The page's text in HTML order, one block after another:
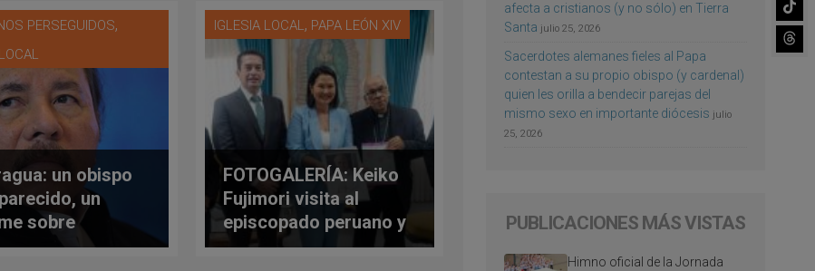
Unidos
PERSEGUIDOS,
un obispo
un
sobre
contra la
IGLESIA LOCAL, PAPA LEÓN XIV
FOTOGALERÍA: Keiko
Fujimori visita al
episcopado peruano y
se involucra en la
afecta a cristianos (y no sólo) en Tierra
Santa julio 25, 2026
Sacerdotes alemanes fieles al Papa
contestan a su propio obispo (y cardenal)
quien les orilla a bendecir parejas del
mismo sexo en importante diócesis julio
25, 2026
PUBLICACIONES MÁS VISTAS
Himno oficial de la Jornada